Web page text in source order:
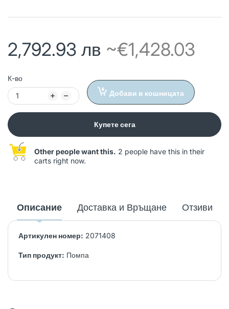
2,792.93 лв ~€1,428.03
К-во
Добави в кошницата
Купете сега
Other people want this. 2 people have this in their
carts right now.
Описание Доставка и Връщане Отзиви
Артикулен номер: 2071408
Тип продукт: Помпа